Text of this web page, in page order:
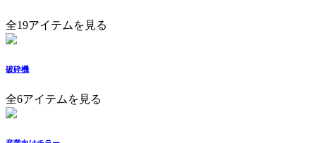
全19アイテムを見る
破砕機
全6アイテムを見る